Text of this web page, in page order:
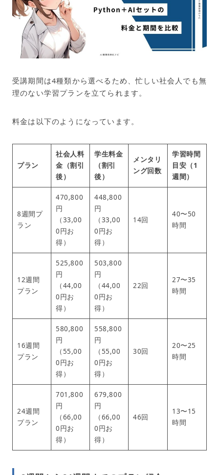
受講期間は4種類から選べるため、忙しい社会人でも無
理のない学習プランを立てられます。
料金は以下のようになっています。
プラン
社会人料
金（割引
後）
学生料金
（割引
後）
メンタリ
ング回数
学習時間
目安（1
週間）
8週間プ
ラン
470,800
円
（33,00
0円お
得）
448,800
円
（33,00
0円お
得）
14回
40〜50
時間
12週間
プラン
525,800
円
（44,00
0円お
得）
503,800
円
（44,00
0円お
得）
22回
27〜35
時間
16週間
プラン
580,800
円
（55,00
0円お
得）
558,800
円
（55,00
0円お
得）
30回
20〜25
時間
24週間
プラン
701,800
円
（66,00
0円お
得）
679,800
円
（66,00
0円お
得）
46回
13〜15
時間